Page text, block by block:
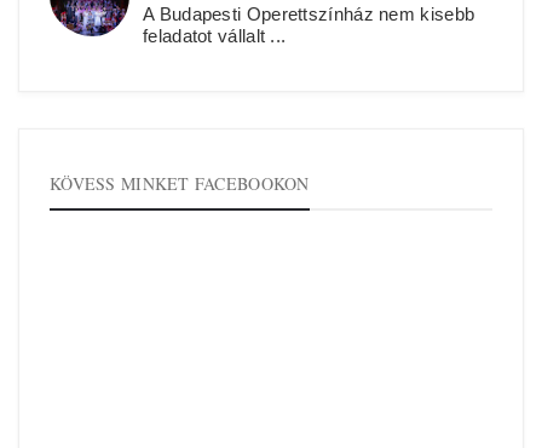
A Budapesti Operettszínház nem kisebb
feladatot vállalt ...
KÖVESS MINKET FACEBOOKON